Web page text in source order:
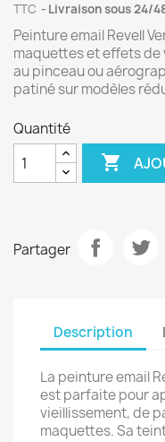
TTC
Livraison sous 24/
Peinture email Revell
maquettes et effets
au pinceau ou
patiné sur modèles
Quantité

Partager
Description
La peinture email
est parfaite pour
vieillissement, de
maquettes. Sa